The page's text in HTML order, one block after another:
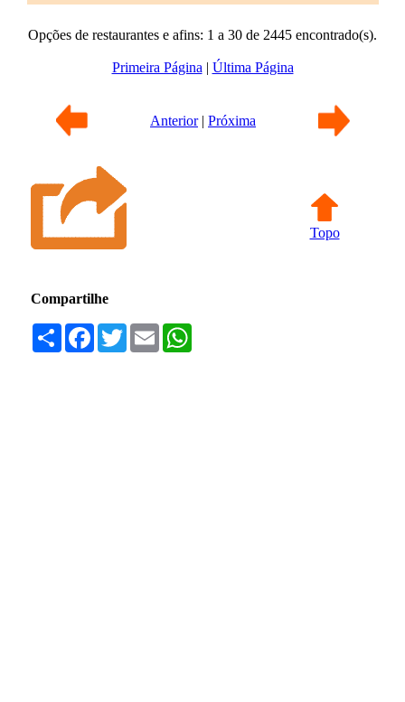
Opções de restaurantes e afins: 1 a 30 de 2445 encontrado(s).
Primeira Página | Última Página
Anterior| Próxima
Topo
Compartilhe
Compartilhar
Facebook
TwitterEmail